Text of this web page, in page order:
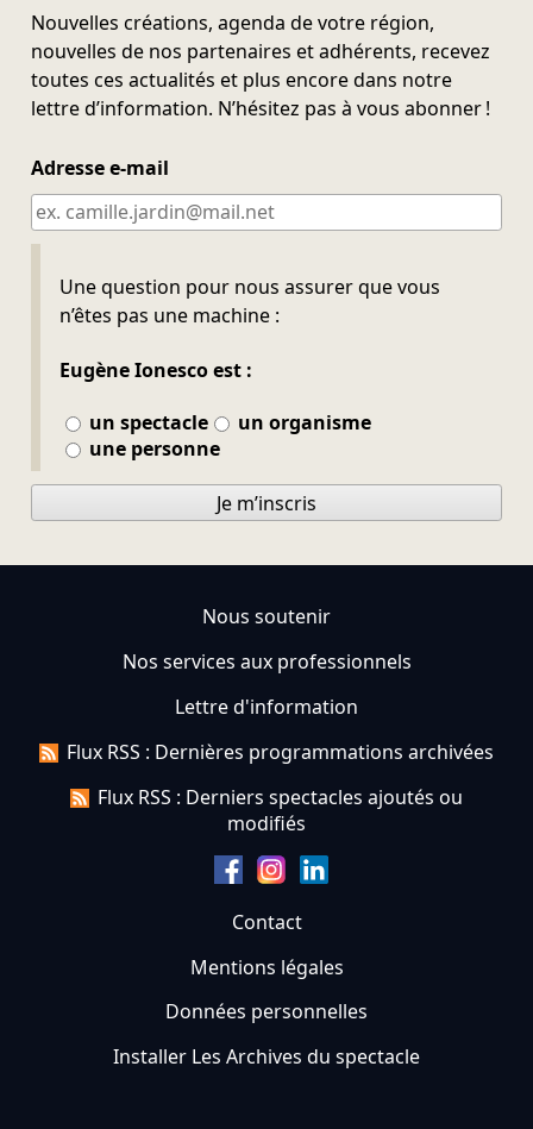
Nouvelles créations, agenda de votre région,
nouvelles de nos partenaires et adhérents, recevez
toutes ces actualités et plus encore dans notre
lettre d’information. N’hésitez pas à vous abonner !
Adresse e-mail
Une question pour nous assurer que vous
n’êtes pas une machine :
Eugène Ionesco est :
un spectacle
un organisme
une personne
Ne pas remplir
Je m’inscris
Nous soutenir
Nos services aux professionnels
Lettre d'information
Flux RSS : Dernières programmations archivées
Flux RSS : Derniers spectacles ajoutés ou
modifiés
Contact
Mentions légales
Données personnelles
Installer Les Archives du spectacle